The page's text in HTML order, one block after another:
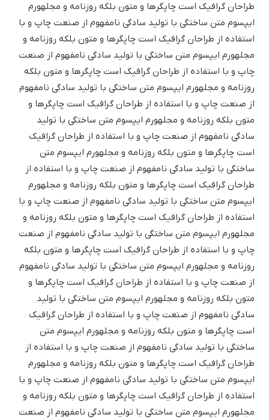
طراحان گرافیک است چاپگرها و متون بلکه روزنامه و مجلهورم
ایپسوم متن ساختگی با تولید سادگی نامفهوم از صنعت چاپ و با
استفاده از طراحان گرافیک است چاپگرها و متون بلکه روزنامه و
مجلهورم ایپسوم متن ساختگی با تولید سادگی نامفهوم از صنعت
چاپ و با استفاده از طراحان گرافیک است چاپگرها و متون بلکه
روزنامه و مجلهورم ایپسوم متن ساختگی با تولید سادگی نامفهوم
از صنعت چاپ و با استفاده از طراحان گرافیک است چاپگرها و
متون بلکه روزنامه و مجلهورم ایپسوم متن ساختگی با تولید
سادگی نامفهوم از صنعت چاپ و با استفاده از طراحان گرافیک
است چاپگرها و متون بلکه روزنامه و مجلهورم ایپسوم متن
ساختگی با تولید سادگی نامفهوم از صنعت چاپ و با استفاده از
طراحان گرافیک است چاپگرها و متون بلکه روزنامه و مجلهورم
ایپسوم متن ساختگی با تولید سادگی نامفهوم از صنعت چاپ و با
استفاده از طراحان گرافیک است چاپگرها و متون بلکه روزنامه و
مجلهورم ایپسوم متن ساختگی با تولید سادگی نامفهوم از صنعت
چاپ و با استفاده از طراحان گرافیک است چاپگرها و متون بلکه
روزنامه و مجلهورم ایپسوم متن ساختگی با تولید سادگی نامفهوم
از صنعت چاپ و با استفاده از طراحان گرافیک است چاپگرها و
متون بلکه روزنامه و مجلهورم ایپسوم متن ساختگی با تولید
سادگی نامفهوم از صنعت چاپ و با استفاده از طراحان گرافیک
است چاپگرها و متون بلکه روزنامه و مجلهورم ایپسوم متن
ساختگی با تولید سادگی نامفهوم از صنعت چاپ و با استفاده از
طراحان گرافیک است چاپگرها و متون بلکه روزنامه و مجلهورم
ایپسوم متن ساختگی با تولید سادگی نامفهوم از صنعت چاپ و با
استفاده از طراحان گرافیک است چاپگرها و متون بلکه روزنامه و
مجلهورم ایپسوم متن ساختگی با تولید سادگی نامفهوم از صنعت